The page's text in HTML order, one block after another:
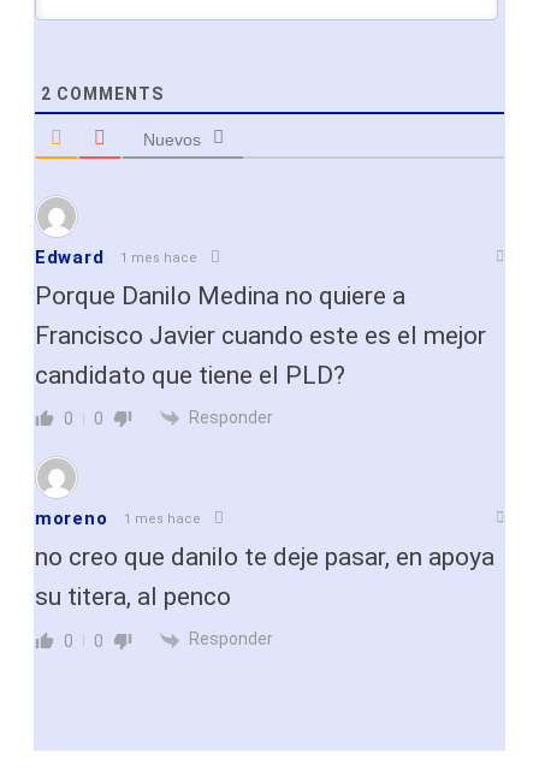
2 COMMENTS
Nuevos
Edward 1 mes hace
Porque Danilo Medina no quiere a
Francisco Javier cuando este es el mejor
candidato que tiene el PLD?
0 0 Responder
moreno 1 mes hace
no creo que danilo te deje pasar, en apoya
su titera, al penco
0 0 Responder